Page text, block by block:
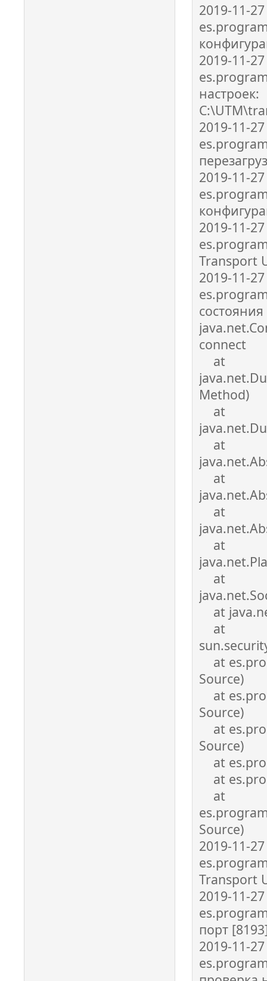
2019-11-
2019-11-
настроек:
2019-11-
2019-11-
2019-11-
Transport
2019-11-
connect
at
Method)
at
at
at
at
at
at
at
at
at
Source)
at
Source)
at
Source)
at
at
at
Source)
2019-11-
Transport
2019-11-
порт
2019-11-